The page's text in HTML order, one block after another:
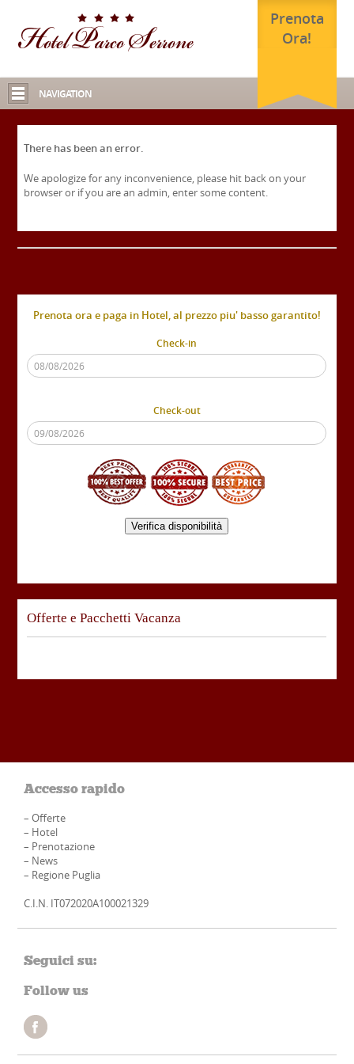
Prenota
Ora!
NAVIGATION
There has been an error.
We apologize for any inconvenience, please hit back on your
browser or if you are an admin, enter some content.
Prenota ora e paga in Hotel, al prezzo piu' basso garantito!
Check-in
Check-out
Verifica disponibilità
Offerte e Pacchetti Vacanza
Accesso rapido
–Offerte
– Hotel
– Prenotazione
– News
– Regione Puglia
C.I.N. IT072020A100021329
Seguici su:
Follow us